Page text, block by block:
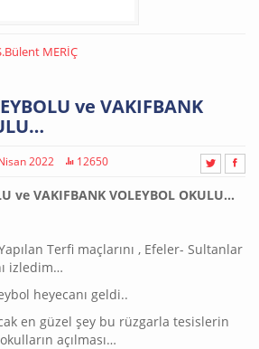
MERİÇ
ve VAKIFBANK
2022 12650
ve VAKIFBANK VOLEYBOL OKULU…
Terfi maçlarını , Efeler- Sultanlar
izledim…
heyecanı geldi..
en güzel şey bu rüzgarla tesislerin
açılması…